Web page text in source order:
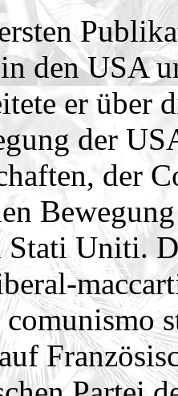
den USA
er über
der
der
Stati Uniti.